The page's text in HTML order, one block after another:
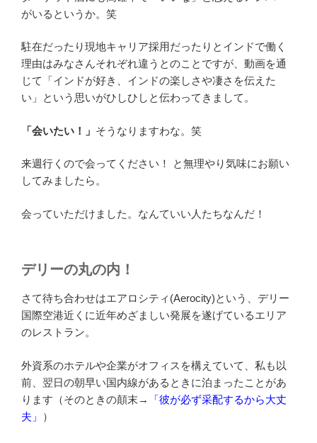
がいるというか。笑
駐在だったり現地キャリア採用だったりとインドで働く
理由はみなさんそれぞれ違うとのことですが、動画を通
じて「インドが好き、インドの楽しさや凄さを伝えた
い」という思いがひしひしと伝わってきまして。
「会いたい！」 そうなりますわな。笑
来週行くので会ってください！ と無理やり気味にお願い
してみましたら。
会っていただけました。なんていい人たちなんだ！
デリーの丸の内！
さて待ち合わせはエアロシティ(Aerocity)という、デリー
国際空港近くに近年めざましい発展を遂げているエリア
のレストラン。
外資系のホテルや企業がオフィスを構えていて、私も以
前、翌日の朝早い国内線があるときに泊まったことがあ
ります（そのときの顛末→
「彼が必ず采配するから大丈
夫」
）